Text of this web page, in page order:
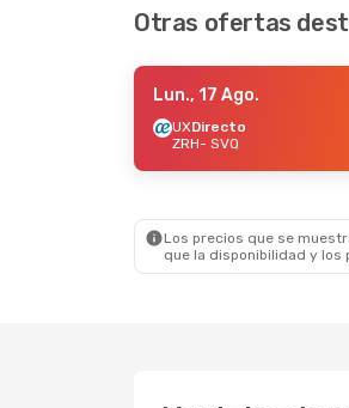
Otras ofertas
Lun., 17 Ago.
UXDirecto
ZRH- SVQ
Los precios que se
que la disponibilidad y los